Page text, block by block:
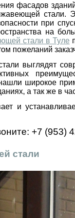
фасадов
стали.
при
на
стали в Туле
пожеланий
выглядят
широкое
а так же в
и
+7 (953)
стали